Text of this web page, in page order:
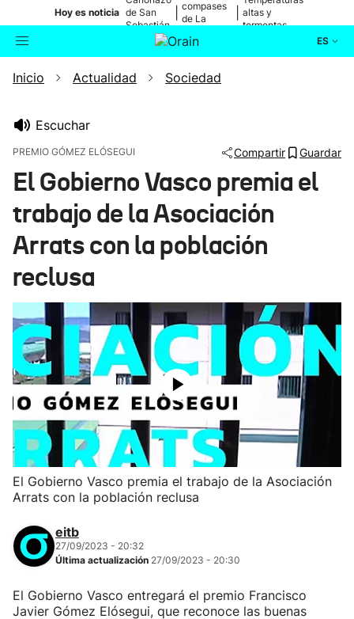
Hoy es noticia de San
Sebastián
compases
de La
altas y
tormentas
ES
Buscador Actualidad
Ikusmiran
Eguraldia
Inicio Actualidad Sociedad
Escuchar
PREMIO GÓMEZ ELÓSEGUI Compartir Guardar
El Gobierno Vasco premia el
trabajo de la Asociación
Arrats con la población
reclusa
El Gobierno Vasco premia el trabajo de la Asociación
Arrats con la población reclusa
eitb
27/09/2023 - 20:32
Última actualización 27/09/2023 - 20:30
El Gobierno Vasco entregará el premio Francisco
Javier Gómez Elósegui, que reconoce las buenas